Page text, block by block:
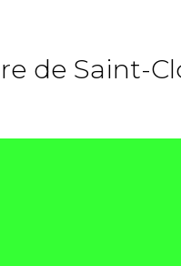
de Saint-